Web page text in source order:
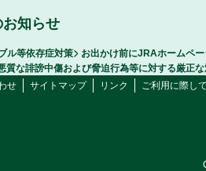
知らせ
ル等依存症対策
お出かけ前にJRAホームペ
質な誹謗中傷および脅迫行為等に対する厳正
せ
サイトマップ リンク ご利用に際し